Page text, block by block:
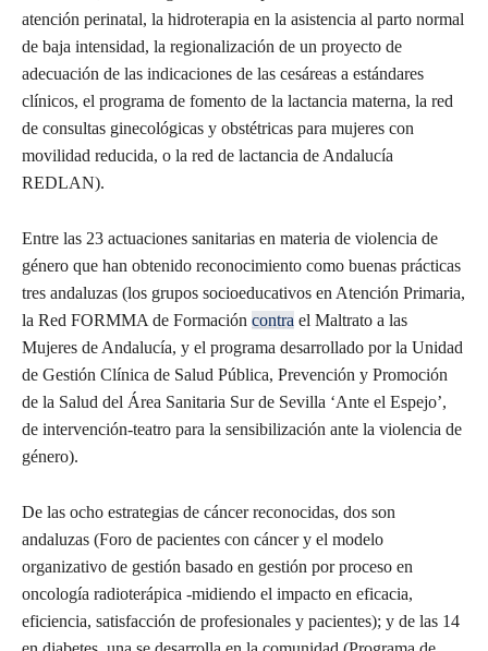
atención perinatal, la hidroterapia en la asistencia al parto normal
de baja intensidad, la regionalización de un proyecto de
adecuación de las indicaciones de las cesáreas a estándares
clínicos, el programa de fomento de la lactancia materna, la red
de consultas ginecológicas y obstétricas para mujeres con
movilidad reducida, o la red de lactancia de Andalucía
REDLAN).
Entre las 23 actuaciones sanitarias en materia de violencia de
género que han obtenido reconocimiento como buenas prácticas
tres andaluzas (los grupos socioeducativos en Atención Primaria,
la Red FORMMA de Formación contra el Maltrato a las
Mujeres de Andalucía, y el programa desarrollado por la Unidad
de Gestión Clínica de Salud Pública, Prevención y Promoción
de la Salud del Área Sanitaria Sur de Sevilla ‘Ante el Espejo’,
de intervención-teatro para la sensibilización ante la violencia de
género).
De las ocho estrategias de cáncer reconocidas, dos son
andaluzas (Foro de pacientes con cáncer y el modelo
organizativo de gestión basado en gestión por proceso en
oncología radioterápica -midiendo el impacto en eficacia,
eficiencia, satisfacción de profesionales y pacientes); y de las 14